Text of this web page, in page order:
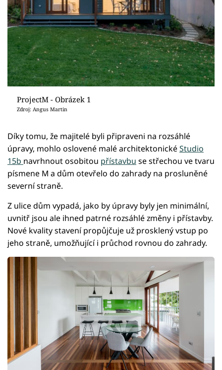
ProjectM - Obrázek 1
Zdroj: Angus Martin
Díky tomu, že majitelé byli připraveni na rozsáhlé
úpravy, mohlo oslovené malé architektonickéStudio
15b navrhnout osobitou přístavbu se střechou ve tvaru
písmene M a dům otevřelo do zahrady na prosluněné
severní straně.
Z ulice dům vypadá, jako by úpravy byly jen minimální,
uvnitř jsou ale ihned patrné rozsáhlé změny i přístavby.
Nové kvality stavení propůjčuje už prosklený vstup po
jeho straně, umožňující i průchod rovnou do zahrady.